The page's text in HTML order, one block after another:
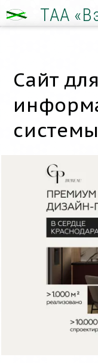
ТАА
Сайт для
системы